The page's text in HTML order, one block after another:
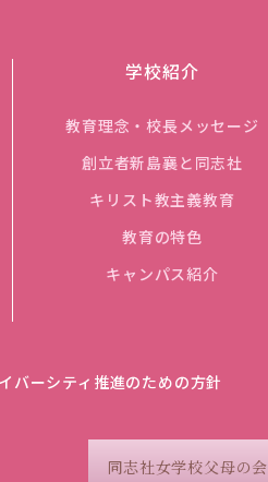
学校紹介
教育理念・校長メッセージ
創立者新島襄と同志社
キリスト教主義教育
教育の特色
キャンパス紹介
バーシティ推進のための方針
同志社女学校父母の会